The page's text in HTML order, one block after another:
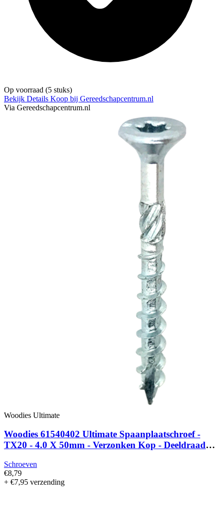
Op voorraad (5 stuks)
Bekijk Details Koop bij Gereedschapcentrum.nl
Via Gereedschapcentrum.nl
Woodies Ultimate
Woodies 61540402 Ultimate Spaanplaatschroef -
TX20 - 4.0 X 50mm - Verzonken Kop - Deeldraad -
Schroeven
€8,79
+ €7,95 verzending